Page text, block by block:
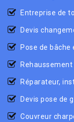
Entreprise de
Devis
Pose de
Réparateur,
Devis pose de
Couvreur